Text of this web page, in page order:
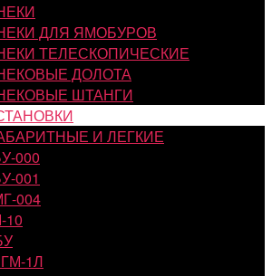
ДЛЯ ЯМОБУРОВ
ТЕЛЕСКОПИЧЕСКИЕ
ДОЛОТА
ШТАНГИ
И ЛЕГКИЕ
000
001
004
10
1Л